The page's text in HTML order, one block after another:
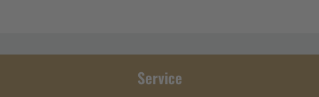
Service